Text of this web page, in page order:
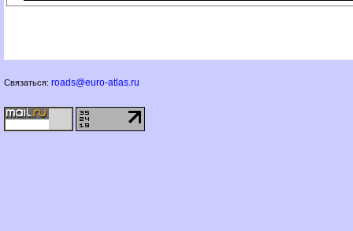
Связаться: roads@euro-atlas.ru